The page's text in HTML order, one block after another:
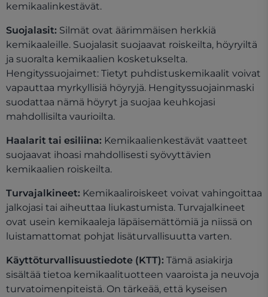
kemikaalinkestävät.
Suojalasit: Silmät ovat äärimmäisen herkkiä
kemikaaleille. Suojalasit suojaavat roiskeilta, höyryiltä
ja suoralta kemikaalien kosketukselta.
Hengityssuojaimet: Tietyt puhdistuskemikaalit voivat
vapauttaa myrkyllisiä höyryjä. Hengityssuojainmaski
suodattaa nämä höyryt ja suojaa keuhkojasi
mahdollisilta vaurioilta.
Haalarit tai esiliina: Kemikaalienkestävät vaatteet
suojaavat ihoasi mahdollisesti syövyttävien
kemikaalien roiskeilta.
Turvajalkineet: Kemikaaliroiskeet voivat vahingoittaa
jalkojasi tai aiheuttaa liukastumista. Turvajalkineet
ovat usein kemikaaleja läpäisemättömiä ja niissä on
luistamattomat pohjat lisäturvallisuutta varten.
Käyttöturvallisuustiedote (KTT): Tämä asiakirja
sisältää tietoa kemikaalituotteen vaaroista ja neuvoja
turvatoimenpiteistä. On tärkeää, että kyseisen